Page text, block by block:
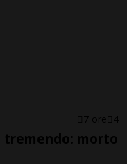
7 ore 4
tremendo: morto